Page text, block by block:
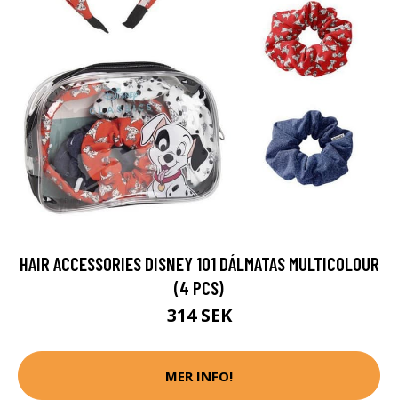
HAIR ACCESSORIES DISNEY 101 DÁLMATAS MULTICOLOUR
(4 PCS)
314 SEK
MER INFO!